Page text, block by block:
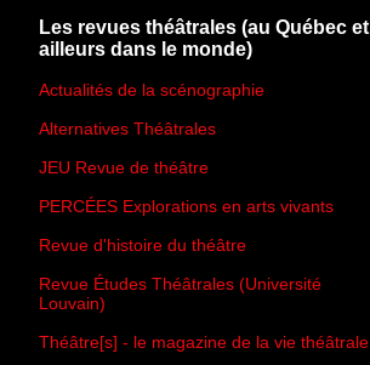
Les revues théâtrales (au Québec et
ailleurs dans le monde)
Actualités de la scénographie
Alternatives Théâtrales
JEU Revue de théâtre
PERCÉES Explorations en arts vivants
Revue d'histoire du théâtre
Revue Études Théâtrales (Université
Louvain)
Théâtre[s] - le magazine de la vie théâtrale